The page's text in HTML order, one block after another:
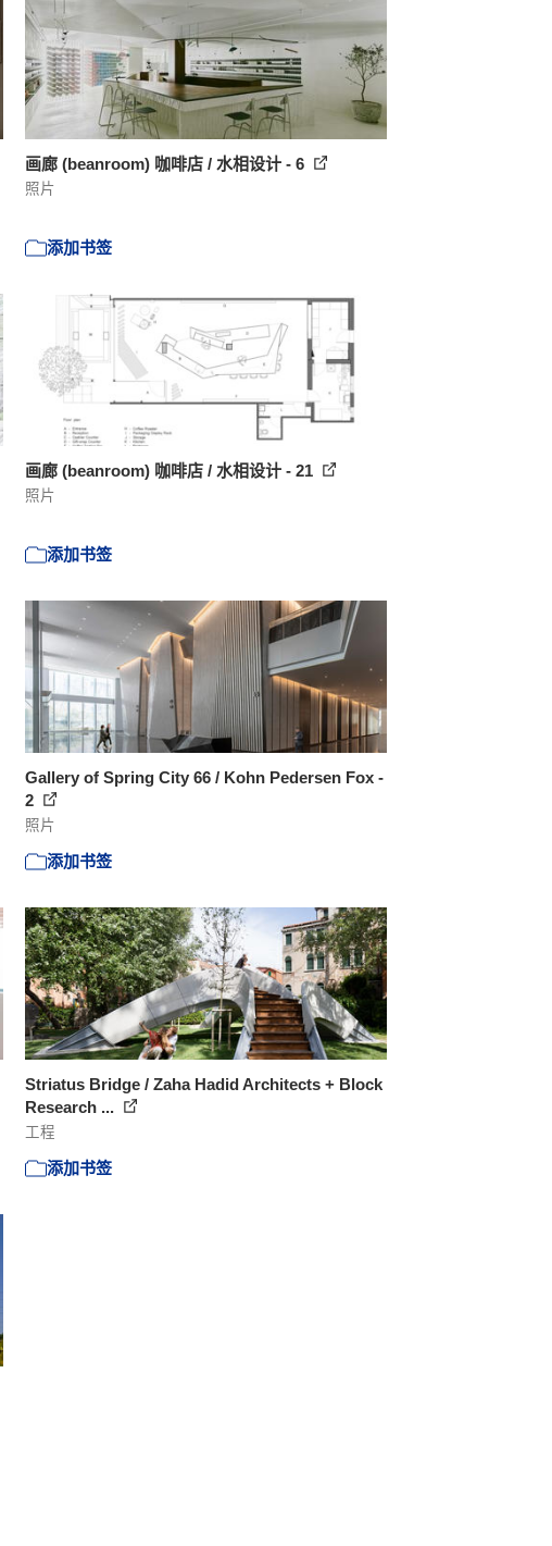
画廊 (beanroom) 咖啡店 / 水相设计 - 6
照片
添加书签
画廊 (beanroom) 咖啡店 / 水相设计 - 21
照片
添加书签
Gallery of Spring City 66 / Kohn Pedersen Fox -
2
照片
添加书签
Striatus Bridge / Zaha Hadid Architects + Block
Research ...
工程
添加书签